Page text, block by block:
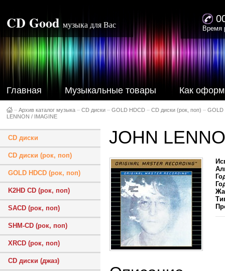
CD Good музыка для Вас Время
Главная Музыкальные товары Как
– Архив каталог музыка – CD диски – GOLD HDCD – CD диски (рок, поп) – GOLD
LENNON / IMAGINE
CD диски
CD диски (рок, поп)
GOLD HDCD (рок, поп)
K2HD CD (рок, поп)
SACD (рок, поп)
SHM-CD (рок, поп)
XRCD (рок, поп)
CD диски (джаз)
JOHN